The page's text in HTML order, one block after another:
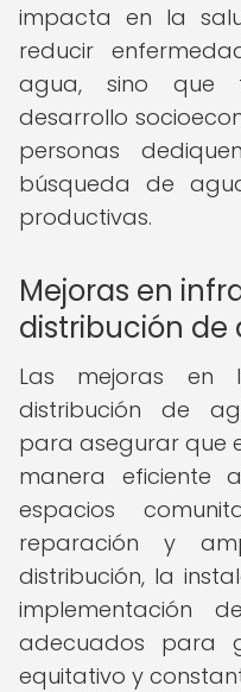
impacta en la
reducir
agua, sino que
desarrollo
personas
búsqueda de
productivas.
Mejoras en
distribución de
Las mejoras en
distribución de
para asegurar que
manera eficiente
espacios
reparación y
distribución, la
implementación
adecuados para
equitativo y